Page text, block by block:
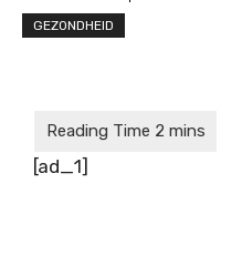
GEZONDHEID
[ad_1]